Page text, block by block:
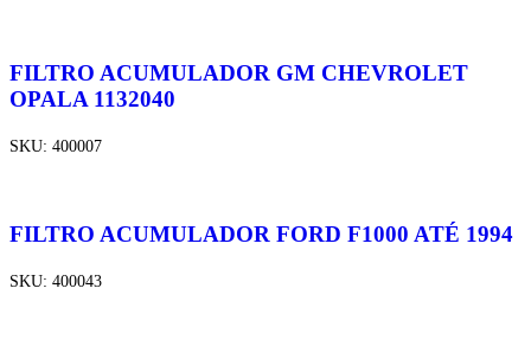
FILTRO ACUMULADOR GM CHEVROLET
OPALA 1132040
SKU: 400007
FILTRO ACUMULADOR FORD F1000 ATÉ 1994
SKU: 400043